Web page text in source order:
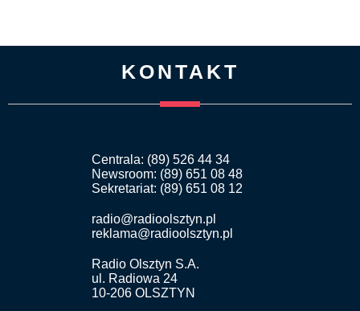
KONTAKT
Centrala: (89) 526 44 34
Newsroom: (89) 651 08 48
Sekretariat: (89) 651 08 12
radio@radioolsztyn.pl
reklama@radioolsztyn.pl
Radio Olsztyn S.A.
ul. Radiowa 24
10-206 OLSZTYN